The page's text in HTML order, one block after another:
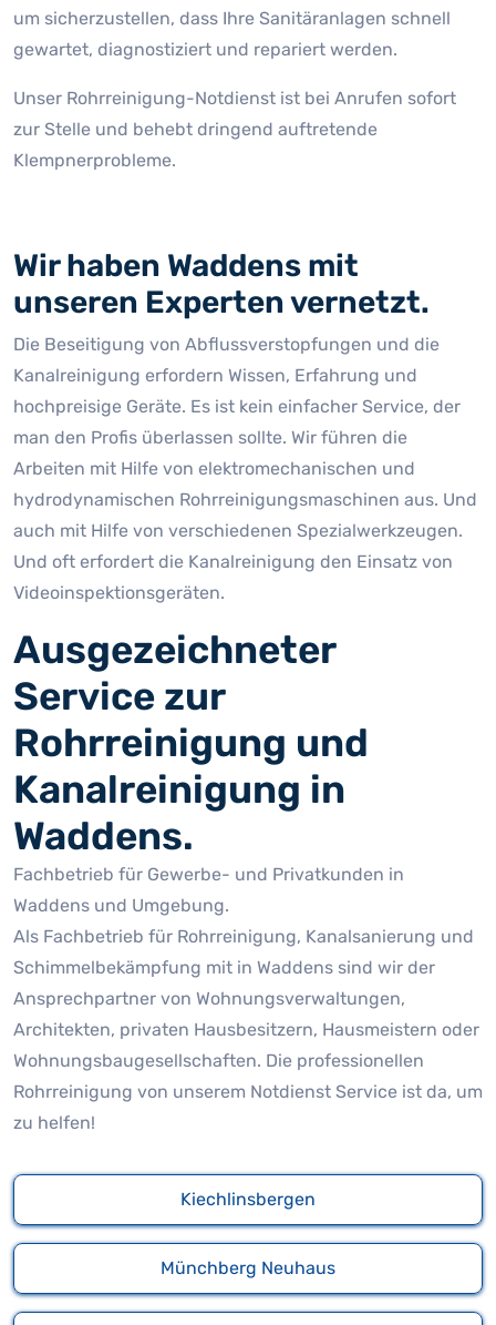
um sicherzustellen, dass Ihre Sanitäranlagen schnell
gewartet, diagnostiziert und repariert werden.
Unser Rohrreinigung-Notdienst ist bei Anrufen sofort
zur Stelle und behebt dringend auftretende
Klempnerprobleme.
Wir haben Waddens mit
unseren Experten vernetzt.
Die Beseitigung von Abflussverstopfungen und die
Kanalreinigung erfordern Wissen, Erfahrung und
hochpreisige Geräte. Es ist kein einfacher Service, der
man den Profis überlassen sollte. Wir führen die
Arbeiten mit Hilfe von elektromechanischen und
hydrodynamischen Rohrreinigungsmaschinen aus. Und
auch mit Hilfe von verschiedenen Spezialwerkzeugen.
Und oft erfordert die Kanalreinigung den Einsatz von
Videoinspektionsgeräten.
Ausgezeichneter
Service zur
Rohrreinigung und
Kanalreinigung in
Waddens.
Fachbetrieb für Gewerbe- und Privatkunden in
Waddens und Umgebung.
Als Fachbetrieb für Rohrreinigung, Kanalsanierung und
Schimmelbekämpfung mit in Waddens sind wir der
Ansprechpartner von Wohnungsverwaltungen,
Architekten, privaten Hausbesitzern, Hausmeistern oder
Wohnungsbaugesellschaften. Die professionellen
Rohrreinigung von unserem Notdienst Service ist da, um
zu helfen!
Kiechlinsbergen
Münchberg Neuhaus